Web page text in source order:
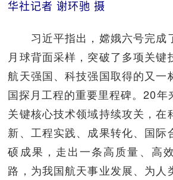
华社记者 谢环驰 摄
习近平指出，嫦娥六号完成
月球背面采样，突破了多项关键
航天强国、科技强国取得的又一
国探月工程的重要里程碑。20年
关键核心技术领域持续攻关，在
新、工程实践、成果转化、国际
硕成果，走出一条高质量、高
路，为我国航天事业发展、为人